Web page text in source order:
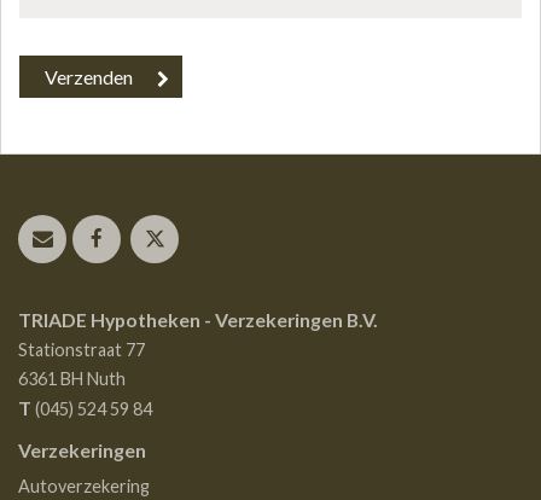
TRIADE Hypotheken - Verzekeringen B.V.
Stationstraat 77
6361 BH Nuth
T (045) 524 59 84
Verzekeringen
Autoverzekering